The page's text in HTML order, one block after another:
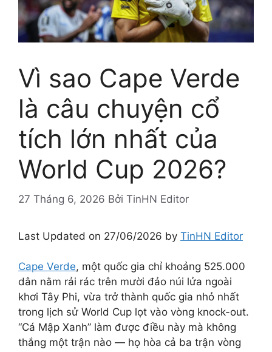
Vì sao Cape Verde
là câu chuyện cổ
tích lớn nhất của
World Cup 2026?
27 Tháng 6, 2026 Bởi TinHN Editor
Last Updated on 27/06/2026 by TinHN Editor
Cape Verde, một quốc gia chỉ khoảng 525.000
dân nằm rải rác trên mười đảo núi lửa ngoài
khơi Tây Phi, vừa trở thành quốc gia nhỏ nhất
trong lịch sử World Cup lọt vào vòng knock-out.
“Cá Mập Xanh” làm được điều này mà không
thắng một trận nào — họ hòa cả ba trận vòng